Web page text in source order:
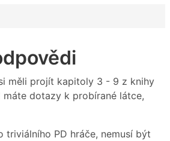
měli projít kapitoly 3 - 9 z knihy
máte dotazy k probírané látce,
triviálního PD hráče, nemusí být